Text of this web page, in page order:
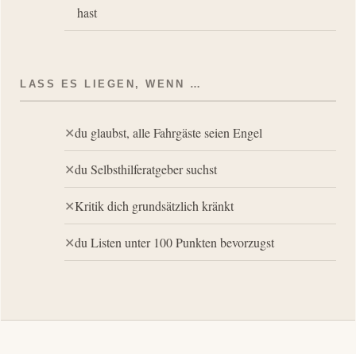
hast
LASS ES LIEGEN, WENN …
du glaubst, alle Fahrgäste seien Engel
du Selbsthilferatgeber suchst
Kritik dich grundsätzlich kränkt
du Listen unter 100 Punkten bevorzugst